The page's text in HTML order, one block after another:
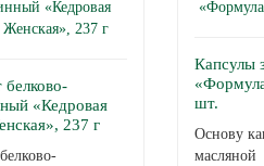
«Кедровая
237 г
Капсулы
шт.
Основу
масляной